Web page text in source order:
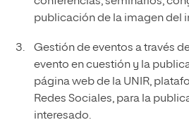
publicación de la imagen del
Gestión de eventos a través
evento en cuestión y la
página web de la UNIR,
Redes Sociales, para la
interesado.